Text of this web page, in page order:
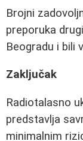
Brojni
preporuka
Beogradu i bili
Zaključak
Radiotalasno
predstavlja
minimalnim